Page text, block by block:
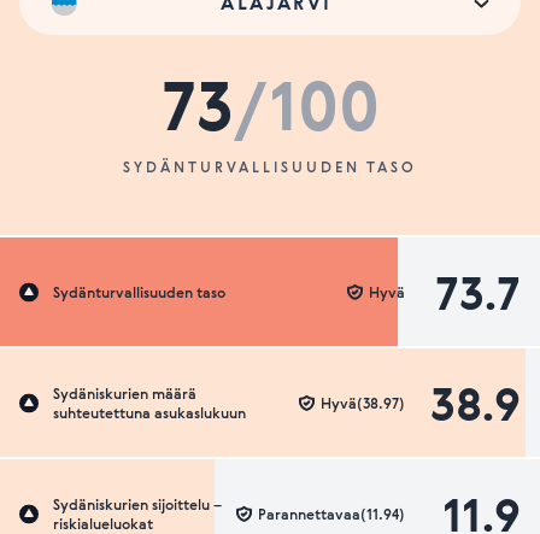
73/100
SYDÄNTURVALLISUUDEN TASO
Sydänturvallisuuden taso 73.7
Hyvä
Sydäniskurien määrä
suhteutettuna asukaslukuun
38.9
Hyvä(38.97)
Sydäniskurien sijoittelu –
riskialueluokat
11.9
Parannettavaa(11.94)